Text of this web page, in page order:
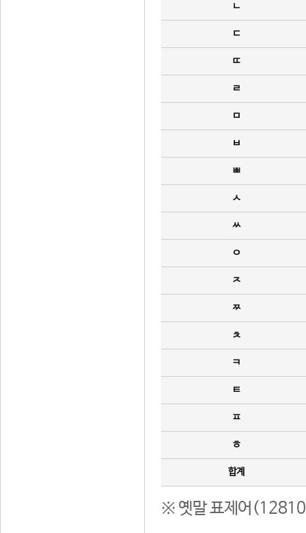
ㄴ
ㄷ
ㄸ
ㄹ
ㅁ
ㅂ
ㅃ
ㅅ
ㅆ
ㅇ
ㅈ
ㅉ
ㅊ
ㅋ
ㅌ
ㅍ
ㅎ
합계
※ 옛말 표제어(12810